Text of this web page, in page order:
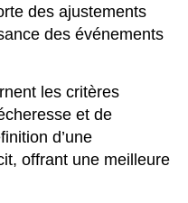
des ajustements
des événements
les critères
et de
d’une
offrant une meilleure